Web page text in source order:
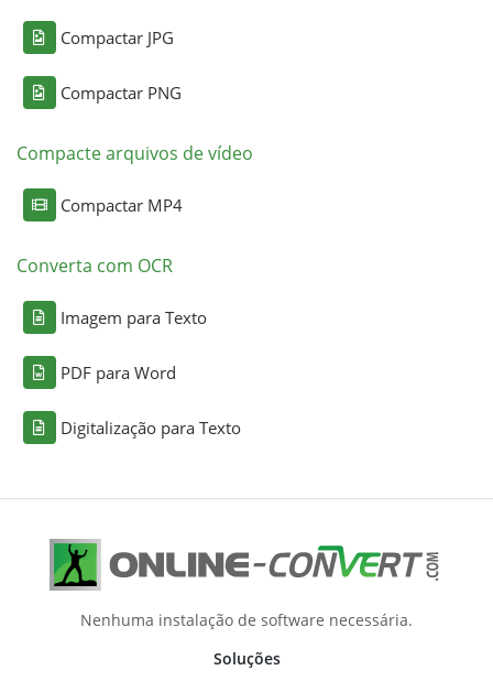
Compactar JPG
Compactar PNG
Compacte arquivos de vídeo
Compactar MP4
Converta com OCR
Imagem para Texto
PDF para Word
Digitalização para Texto
Nenhuma instalação de software necessária.
Soluções